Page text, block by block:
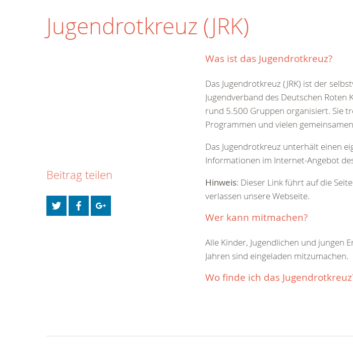
Jugendrotkreuz (JRK)
Was ist das Jugendrotkreuz?
Das Jugendrotkreuz (JRK) ist der
Jugendverband des Deutschen
rund 5.500 Gruppen organisiert. Sie
Programmen und vielen
Das Jugendrotkreuz unterhält einen
Informationen im Internet-Angebot
Hinweis: Dieser Link führt auf die
verlassen unsere Webseite.
Wer kann mitmachen?
Alle Kinder, Jugendlichen und jungen
Jahren sind eingeladen mitzumachen.
Wo finde ich das
Beitrag teilen